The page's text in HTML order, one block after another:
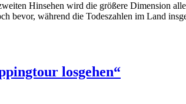
Hinsehen wird die größere Dimension
bevor, während die Todeszahlen im Land
losgehen“